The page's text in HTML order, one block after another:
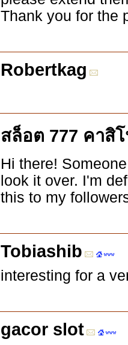
Thank you for the
Robertkag
สล็อต 777 คาสิ
Hi there!
look it over. I'm
this to my
Tobiashib
interesting for a
gacor slot